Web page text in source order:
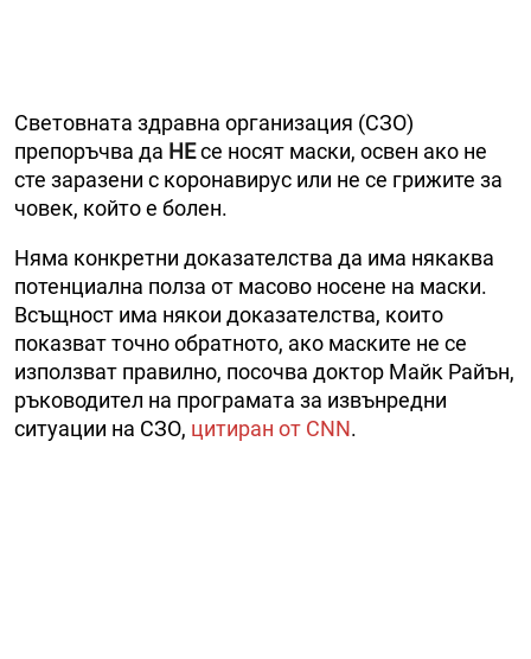
Световната здравна организация (СЗО)
препоръчва да НЕсе носят маски, освен ако не
сте заразени с коронавирус или не се грижите за
човек, който е болен.
Няма конкретни доказателства да има някаква
потенциална полза от масово носене на маски.
Всъщност има някои доказателства, които
показват точно обратното, ако маските не се
използват правилно, посочва доктор Майк Райън,
ръководител на програмата за извънредни
ситуации на СЗО, цитиран от CNN.